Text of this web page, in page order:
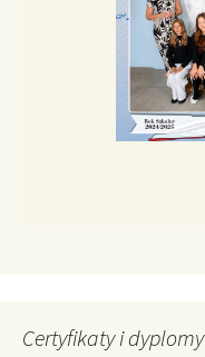
Certyfikaty i dyplomy